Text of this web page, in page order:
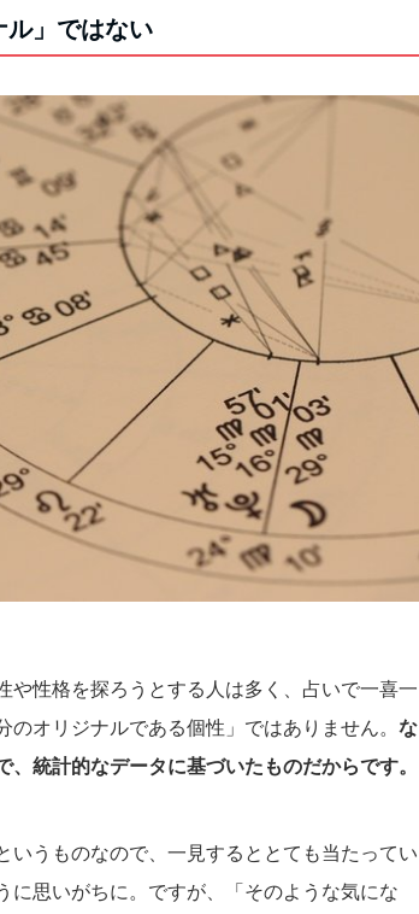
ル」ではない
や性格を探ろうとする人は多く、占いで一喜一
オリジナルである個性」ではありません。 な
統計的なデータに基づいたものだからです。
うものなので、一見するととても当たってい
に思いがちに。ですが、「そのような気にな